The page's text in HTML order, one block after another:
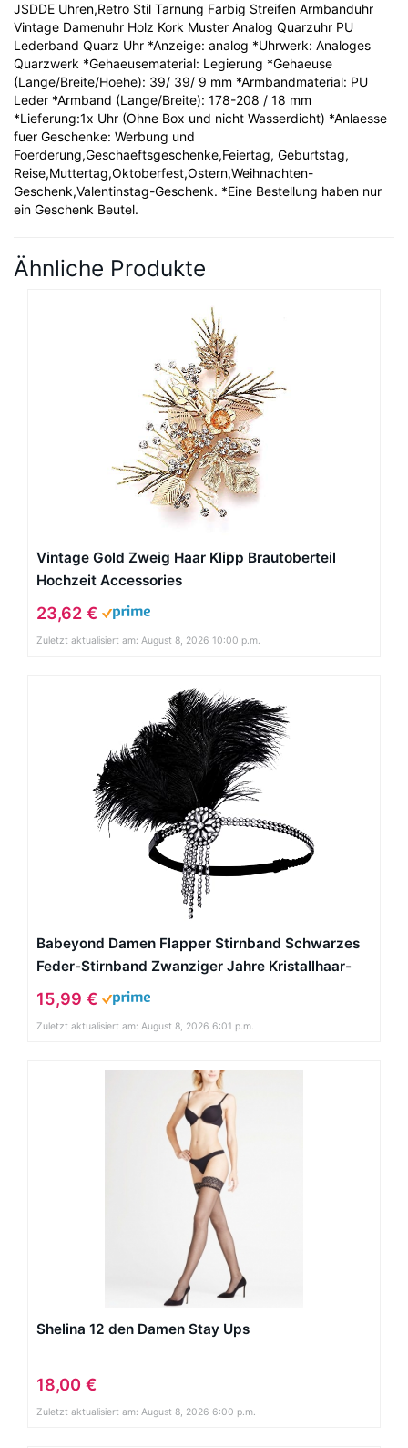
JSDDE Uhren,Retro Stil Tarnung Farbig Streifen Armbanduhr
Vintage Damenuhr Holz Kork Muster Analog Quarzuhr PU
Lederband Quarz Uhr *Anzeige: analog *Uhrwerk: Analoges
Quarzwerk *Gehaeusematerial: Legierung *Gehaeuse
(Lange/Breite/Hoehe): 39/ 39/ 9 mm *Armbandmaterial: PU
Leder *Armband (Lange/Breite): 178-208 / 18 mm
*Lieferung:1x Uhr (Ohne Box und nicht Wasserdicht) *Anlaesse
fuer Geschenke: Werbung und
Foerderung,Geschaeftsgeschenke,Feiertag, Geburtstag,
Reise,Muttertag,Oktoberfest,Ostern,Weihnachten-
Geschenk,Valentinstag-Geschenk. *Eine Bestellung haben nur
ein Geschenk Beutel.
Ähnliche Produkte
Vintage Gold Zweig Haar Klipp Brautoberteil
Hochzeit Accessories
23,62 €
Zuletzt aktualisiert am: August 8, 2026 10:00 p.m.
Babeyond Damen Flapper Stirnband Schwarzes
Feder-Stirnband Zwanziger Jahre Kristallhaar-
Zusätze Tassel Stirnband Straußenfeder
15,99 €
Zuletzt aktualisiert am: August 8, 2026 6:01 p.m.
Shelina 12 den Damen Stay Ups
18,00 €
Zuletzt aktualisiert am: August 8, 2026 6:00 p.m.